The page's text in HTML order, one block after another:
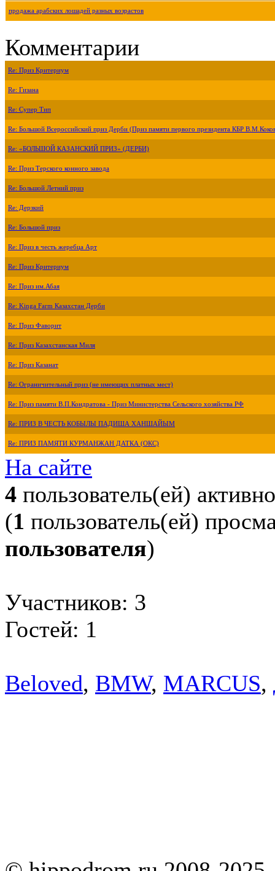
продажа арабских лошадей разных возрастов
Комментарии
Re: Приз Критериум
Re: Гизана
Re: Супер Тип
Re: Большой Всероссийский приз Дерби (Приз памяти первого президента КБР
Re: «БОЛЬШОЙ КАЗАНСКИЙ ПРИЗ» (ДЕРБИ)
Re: Приз Терского конного завода
Re: Большой Летний приз
Re: Дерзкий
Re: Большой приз
Re: Приз в честь жеребца Арт
Re: Приз Критериум
Re: Приз им.Абая
Re: Kinga Farm Казахстан Дерби
Re: Приз Фаворит
Re: Приз Казахстанская Миля
Re: Приз Казанат
Re: Ограничительный приз (не имеющих платных мест)
Re: Приз памяти В.П.Кондратова - Приз Министерства Сельского хозяйства РФ
Re: ПРИЗ В ЧЕСТЬ КОБЫЛЫ ПАДИША ХАНШАЙЫМ
Re: ПРИЗ ПАМЯТИ КУРМАНЖАН ДАТКА (ОКС)
На сайте
4 пользователь(ей) активно
(1 пользователь(ей)
пользователя)
Участников: 3
Гостей: 1
Beloved, BMW, MARCUS,